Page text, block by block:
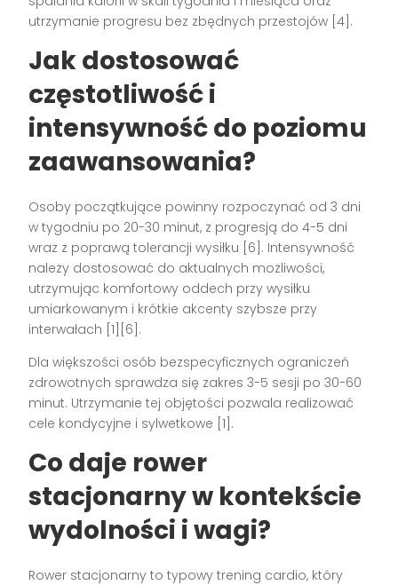
utrzymanie progresu bez zbędnych przestojów [4].
Jak dostosować
częstotliwość i
intensywność do poziomu
zaawansowania?
Osoby początkujące powinny rozpoczynać od 3 dni
w tygodniu po 20-30 minut, z progresją do 4-5 dni
wraz z poprawą tolerancji wysiłku [6]. Intensywność
należy dostosować do aktualnych możliwości,
utrzymując komfortowy oddech przy wysiłku
umiarkowanym i krótkie akcenty szybsze przy
interwałach [1][6].
Dla większości osób bezspecyficznych ograniczeń
zdrowotnych sprawdza się zakres 3-5 sesji po 30-60
minut. Utrzymanie tej objętości pozwala realizować
cele kondycyjne i sylwetkowe [1].
Co daje rower
stacjonarny w kontekście
wydolności i wagi?
Rower stacjonarny to typowy trening cardio, który